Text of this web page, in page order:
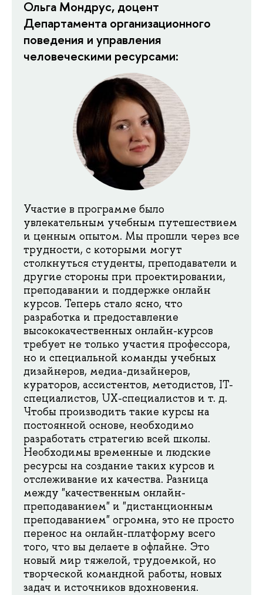
Ольга Мондрус, доцент
Департамента организационного
поведения и управления
человеческими ресурсами:
Участие в программе было
увлекательным учебным путешествием
и ценным опытом. Мы прошли через все
трудности, с которыми могут
столкнуться студенты, преподаватели и
другие стороны при проектировании,
преподавании и поддержке онлайн
курсов. Теперь стало ясно, что
разработка и предоставление
высококачественных онлайн-курсов
требует не только участия профессора,
но и специальной команды учебных
дизайнеров, медиа-дизайнеров,
кураторов, ассистентов, методистов, IT-
специалистов, UX-специалистов и т. д.
Чтобы производить такие курсы на
постоянной основе, необходимо
разработать стратегию всей школы.
Необходимы временные и людские
ресурсы на создание таких курсов и
отслеживание их качества. Разница
между "качественным онлайн-
преподаванием" и "дистанционным
преподаванием" огромна, это не просто
перенос на онлайн-платформу всего
того, что вы делаете в офлайне. Это
новый мир тяжелой, трудоемкой, но
творческой командной работы, новых
задач и источников вдохновения.